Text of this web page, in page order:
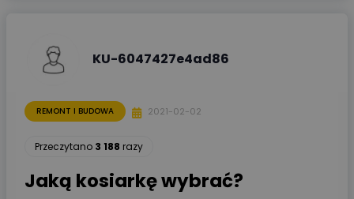
KU-6047427e4ad86
REMONT I BUDOWA 2021-02-02
Przeczytano 3 188 razy
Jaką kosiarkę wybrać?